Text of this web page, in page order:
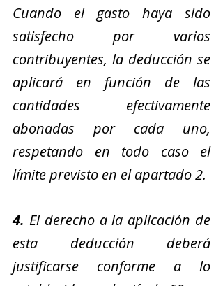
Cuando el gasto haya sido
satisfecho por varios
contribuyentes, la deducción se
aplicará en función de las
cantidades efectivamente
abonadas por cada uno,
respetando en todo caso el
límite previsto en el apartado 2.
4. El derecho a la aplicación de
esta deducción deberá
justificarse conforme a lo